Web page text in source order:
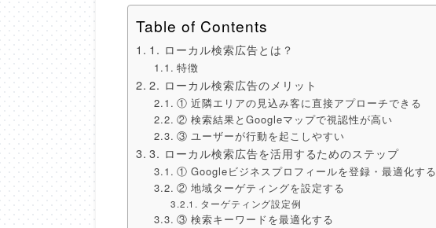
Table of Contents
1. ローカル検索広告とは？
特徴
2. ローカル検索広告のメリット
① 近隣エリアの見込み客に直接アプローチできる
② 検索結果とGoogleマップで視認性が高い
③ ユーザーが行動を起こしやすい
3. ローカル検索広告を活用するためのステップ
① Googleビジネスプロフィールを登録・最適化する
② 地域ターゲティングを設定する
ターゲティング設定例
③ 検索キーワードを最適化する